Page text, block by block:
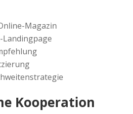
Magazin
Kooperation